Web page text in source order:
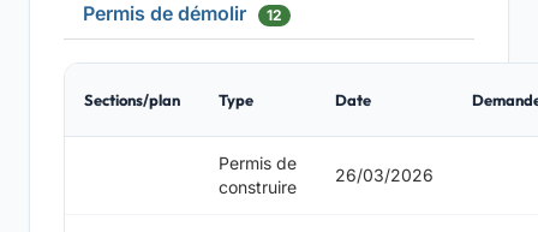
Permis de démolir 12
Sections/plan Type Date
Permis de
construire
26/03/2026